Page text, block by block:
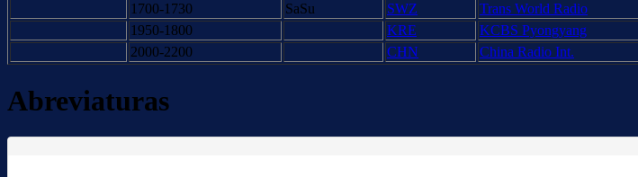
1700-1730
SaSu SWZ Trans World Radio
1950-1800
KRE KCBS Pyongyang
2000-2200
CHN China Radio Int.
Abreviaturas